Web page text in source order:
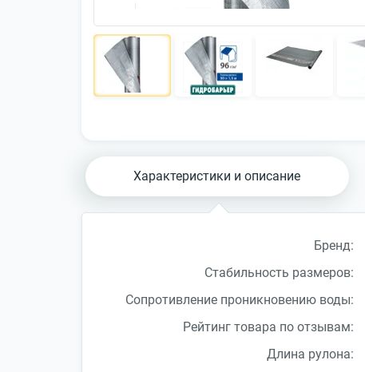
Характеристики и описание
Бренд:
Стабильность размеров:
Сопротивление проникновению воды:
Рейтинг товара по отзывам:
Длина рулона: